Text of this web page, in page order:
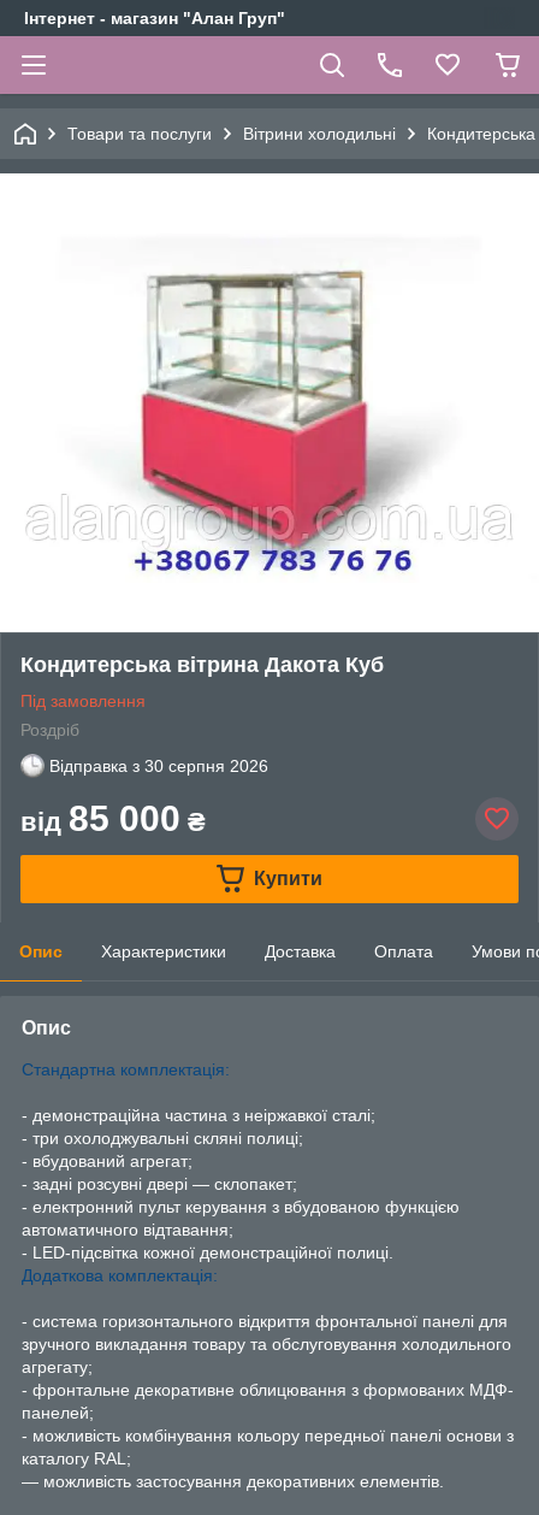
Інтернет - магазин "Алан Груп"
Товари та послуги Вітрини холодильні
Кондитерська вітрина Дакота Куб
Під замовлення
Роздріб
Відправка з 30 серпня 2026
від 85 000 ₴
Купити
Опис Характеристики Доставка Оплата Умови
Опис
Стандартна комплектація:
- демонстраційна частина з неіржавкої сталі;
- три охолоджувальні скляні полиці;
- вбудований агрегат;
- задні розсувні двері — склопакет;
- електронний пульт керування з вбудованою функцією
автоматичного відтавання;
- LED-підсвітка кожної демонстраційної полиці.
Додаткова комплектація:
- система горизонтального відкриття фронтальної панелі для
зручного викладання товару та обслуговування холодильного
агрегату;
- фронтальне декоративне облицювання з формованих МДФ-
панелей;
- можливість комбінування кольору передньої панелі основи з
каталогу RAL;
— можливість застосування декоративних елементів.